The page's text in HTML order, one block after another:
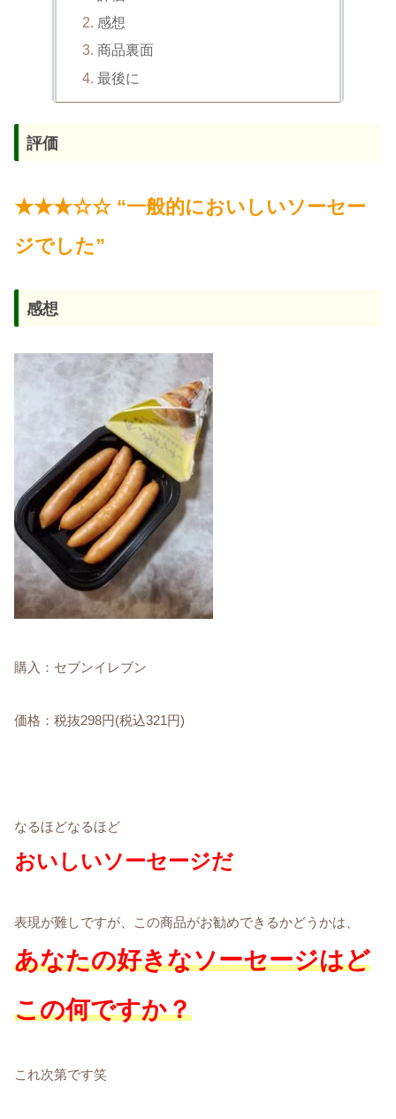
感想
商品裏面
最後に
評価
★★★☆☆ “一般的においしいソーセー
ジでした”
感想
購入：セブンイレブン
価格：税抜298円(税込321円)
なるほどなるほど
おいしいソーセージだ
表現が難しですが、この商品がお勧めできるかどうかは、
あなたの好きなソーセージはど
この何ですか？
これ次第です笑